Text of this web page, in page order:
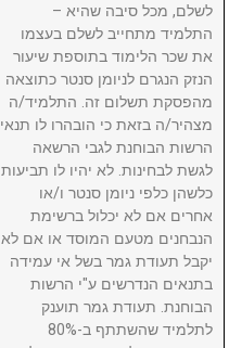
לשלם, מכל סיבה שהיא –
התלמיד מתחייב לשלם בעצמו
את שכר הלימוד בתוספת שיעור
הנזק הנגרם לניומן סנטר כתוצאה
מהפסקת תשלום זה. התלמיד/ה
מצהיר/ה בזאת כי הובהרו לו תנאי
הרשות הבוחנת לגבי הרשאה
לגשת לבחינות. לא יהיו לו תביעות
כלשהן כלפי ניומן סנטר ו/או
אחרים אם לא יכלול ברשימת
הנבחנים מטעם המוסד או אם לא
יקבל תעודת גמר בשל אי עמידה
בתנאים הנדרשים ע"י הרשות
הבוחנת. תעודת גמר תוענק
לתלמיד שהשתתף ב-80%